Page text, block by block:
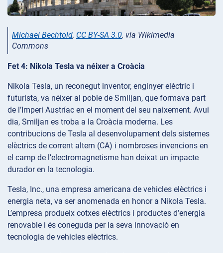
Michael Bechtold, CC BY-SA 3.0, via Wikimedia
Commons
Fet 4: Nikola Tesla va néixer a Croàcia
Nikola Tesla, un reconegut inventor, enginyer elèctric i
futurista, va néixer al poble de Smiljan, que formava part
de l’Imperi Austríac en el moment del seu naixement. Avui
dia, Smiljan es troba a la Croàcia moderna. Les
contribucions de Tesla al desenvolupament dels sistemes
elèctrics de corrent altern (CA) i nombroses invencions en
el camp de l’electromagnetisme han deixat un impacte
durador en la tecnologia.
Tesla, Inc., una empresa americana de vehicles elèctrics i
energia neta, va ser anomenada en honor a Nikola Tesla.
L’empresa produeix cotxes elèctrics i productes d’energia
renovable i és coneguda per la seva innovació en
tecnologia de vehicles elèctrics.